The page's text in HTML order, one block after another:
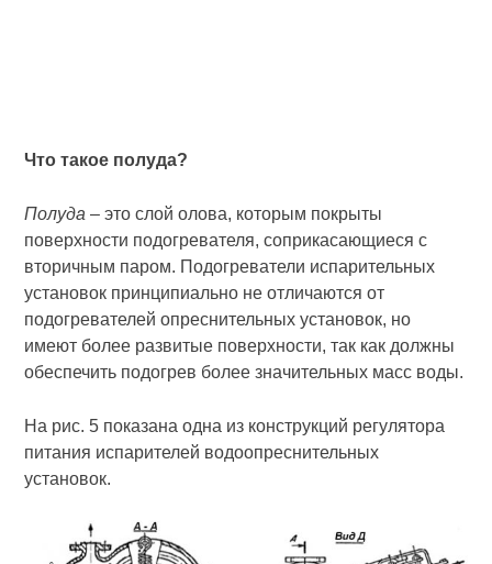
Что такое полуда?
Полуда – это слой олова, которым покрыты
поверхности подогревателя, соприкасающиеся с
вторичным паром. Подогреватели испарительных
установок принципиально не отличаются от
подогревателей опреснительных установок, но
имеют более развитые поверхности, так как должны
обеспечить подогрев более значительных масс воды.
На рис. 5 показана одна из конструкций регулятора
питания испарителей водоопреснительных
установок.